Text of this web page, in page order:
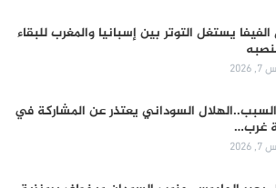
يستغل التوتر بين إسبانيا والمغرب للبقاء
السوداني يعتذر عن المشاركة في
غرب…